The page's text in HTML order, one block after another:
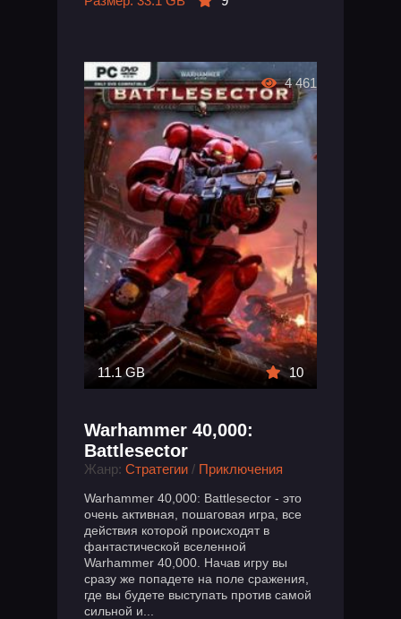
11.1 GB 10
Warhammer 40,000:
Battlesector
Жанр: Стратегии / Приключения
Warhammer 40,000: Battlesector - это
очень активная, пошаговая игра, все
действия которой происходят в
фантастической вселенной
Warhammer 40,000. Начав игру вы
сразу же попадете на поле сражения,
где вы будете выступать против самой
сильной и...
4 461